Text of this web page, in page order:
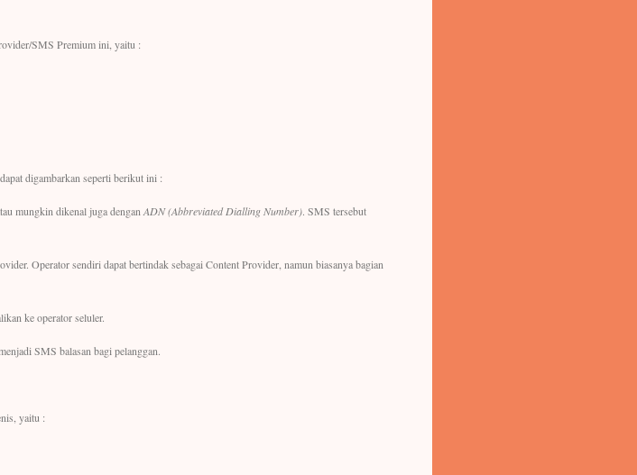
SMS Premium ini, yaitu :
digambarkan seperti berikut ini :
mungkin dikenal juga dengan ADN (Abbreviated Dialling Number). SMS tersebut
Operator sendiri dapat bertindak sebagai Content Provider, namun biasanya bagian
ke operator seluler.
SMS balasan bagi pelanggan.
yaitu :